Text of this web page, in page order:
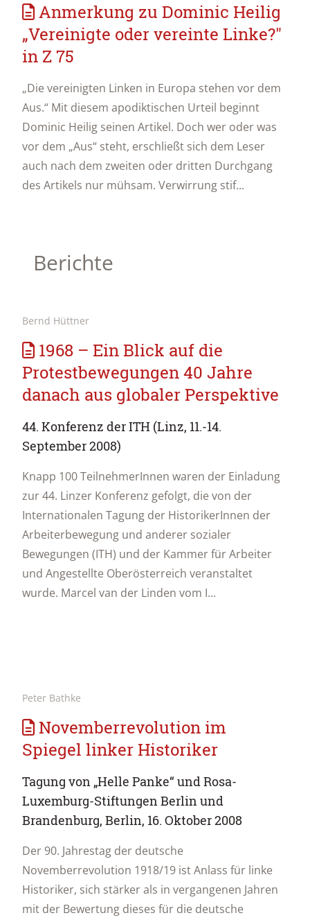
Anmerkung zu Dominic Heilig
„Vereinigte oder vereinte Linke?"
in Z 75
„Die vereinigten Linken in Europa stehen vor dem
Aus.“ Mit diesem apodiktischen Urteil beginnt
Dominic Heilig seinen Artikel. Doch wer oder was
vor dem „Aus“ steht, erschließt sich dem Leser
auch nach dem zweiten oder dritten Durchgang
des Artikels nur mühsam. Verwirrung stif...
Berichte
Bernd Hüttner
1968 – Ein Blick auf die
Protestbewegungen 40 Jahre
danach aus globaler Perspektive
44. Konferenz der ITH (Linz, 11.-14.
September 2008)
Knapp 100 TeilnehmerInnen waren der Einladung
zur 44. Linzer Konferenz gefolgt, die von der
Internationalen Tagung der HistorikerInnen der
Arbeiterbewegung und anderer sozialer
Bewegungen (ITH) und der Kammer für Arbeiter
und Angestellte Oberösterreich veranstaltet
wurde. Marcel van der Linden vom I...
Peter Bathke
Novemberrevolution im
Spiegel linker Historiker
Tagung von „Helle Panke“ und Rosa-
Luxemburg-Stiftungen Berlin und
Brandenburg, Berlin, 16. Oktober 2008
Der 90. Jahrestag der deutsche
Novemberrevolution 1918/19 ist Anlass für linke
Historiker, sich stärker als in vergangenen Jahren
mit der Bewertung dieses für die deutsche